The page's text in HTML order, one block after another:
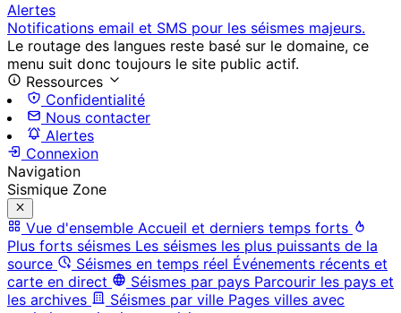
Alertes
Notifications email et SMS pour les séismes majeurs.
Le routage des langues reste basé sur le domaine, ce
menu suit donc toujours le site public actif.
Ressources
Confidentialité
Nous contacter
Alertes
Connexion
Navigation
Sismique Zone
Vue d'ensemble Accueil et derniers temps forts
Plus forts séismes Les séismes les plus puissants de la
source
Séismes en temps réel Événements récents et
carte en direct
Séismes par pays Parcourir les pays et
les archives
Séismes par ville Pages villes avec